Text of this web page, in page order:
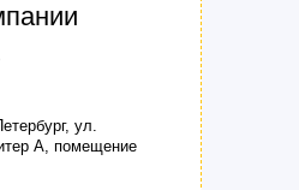
ул.
А, помещение